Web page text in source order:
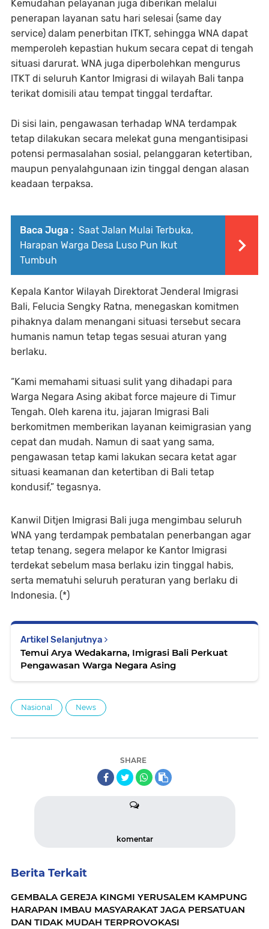
Kemudahan pelayanan juga diberikan melalui
penerapan layanan satu hari selesai (same day
service) dalam penerbitan ITKT, sehingga WNA dapat
memperoleh kepastian hukum secara cepat di tengah
situasi darurat. WNA juga diperbolehkan mengurus
ITKT di seluruh Kantor Imigrasi di wilayah Bali tanpa
terikat domisili atau tempat tinggal terdaftar.
Di sisi lain, pengawasan terhadap WNA terdampak
tetap dilakukan secara melekat guna mengantisipasi
potensi permasalahan sosial, pelanggaran ketertiban,
maupun penyalahgunaan izin tinggal dengan alasan
keadaan terpaksa.
Baca Juga : Saat Jalan Mulai Terbuka,
Harapan Warga Desa Luso Pun Ikut
Tumbuh
Kepala Kantor Wilayah Direktorat Jenderal Imigrasi
Bali, Felucia Sengky Ratna, menegaskan komitmen
pihaknya dalam menangani situasi tersebut secara
humanis namun tetap tegas sesuai aturan yang
berlaku.
“Kami memahami situasi sulit yang dihadapi para
Warga Negara Asing akibat force majeure di Timur
Tengah. Oleh karena itu, jajaran Imigrasi Bali
berkomitmen memberikan layanan keimigrasian yang
cepat dan mudah. Namun di saat yang sama,
pengawasan tetap kami lakukan secara ketat agar
situasi keamanan dan ketertiban di Bali tetap
kondusif,” tegasnya.
Kanwil Ditjen Imigrasi Bali juga mengimbau seluruh
WNA yang terdampak pembatalan penerbangan agar
tetap tenang, segera melapor ke Kantor Imigrasi
terdekat sebelum masa berlaku izin tinggal habis,
serta mematuhi seluruh peraturan yang berlaku di
Indonesia. (*)
Artikel Selanjutnya
Temui Arya Wedakarna, Imigrasi Bali Perkuat
Pengawasan Warga Negara Asing
Nasional News
SHARE
komentar
Berita Terkait
GEMBALA GEREJA KINGMI YERUSALEM KAMPUNG
HARAPAN IMBAU MASYARAKAT JAGA PERSATUAN
DAN TIDAK MUDAH TERPROVOKASI